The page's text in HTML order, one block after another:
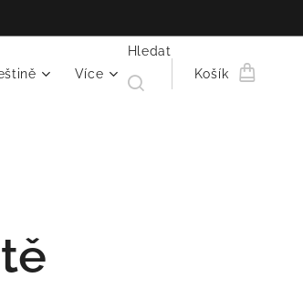
Více
Hledat
Košík